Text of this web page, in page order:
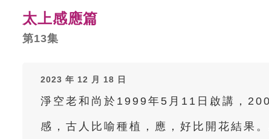
太上感應篇
第13集
2023 年 12 月 18 日
淨空老和尚於1999年5月11日啟講，
感，古人比喻種植，應，好比開花結果